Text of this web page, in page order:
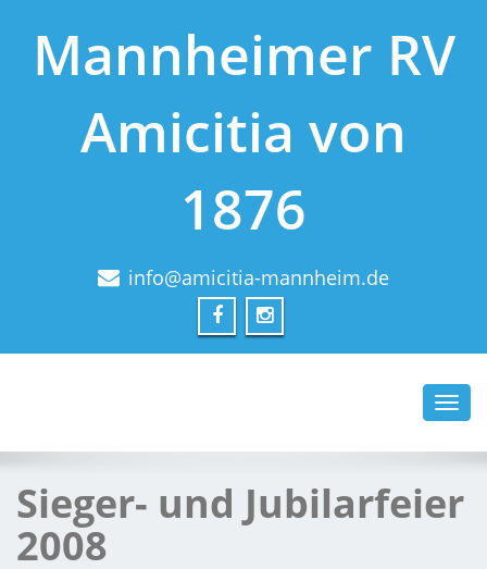
Mannheimer RV
Amicitia von
1876
info@amicitia-mannheim.de
Sieger- und Jubilarfeier
2008